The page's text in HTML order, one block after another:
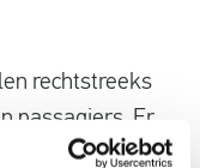
rechtstreeks
passagiers. Er
te